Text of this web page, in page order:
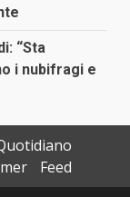
“Sta
i nubifragi e
Feed